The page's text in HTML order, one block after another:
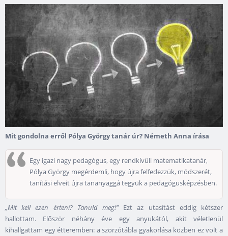
Mit gondolna erről Pólya György tanár úr? Németh Anna írása
Egy igazi nagy pedagógus, egy rendkívüli matematikatanár,
Pólya György megérdemli, hogy újra felfedezzük, módszerét,
tanítási elveit újra tananyaggá tegyük a pedagógusképzésben.
„Mit kell ezen érteni? Tanuld meg!”Ezt az utasítást eddig kétszer
hallottam. Először néhány éve egy anyukától, akit véletlenül
kihallgattam egy étteremben: a szorzótábla gyakorlása közben ez volt a